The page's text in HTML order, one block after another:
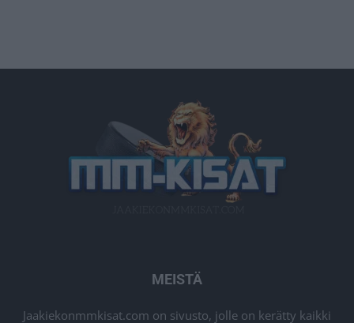
MEISTÄ
Jaakiekonmmkisat.com on sivusto, jolle on kerätty kaikki